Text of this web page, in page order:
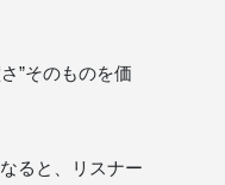
”そのものを価
ると、リスナー